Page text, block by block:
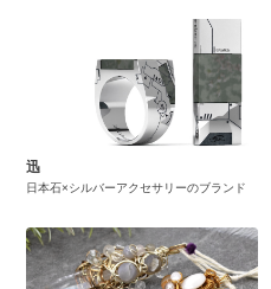
迅
日本石×シルバーアクセサリーのブランド